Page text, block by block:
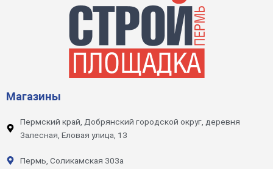
Магазины
Пермский край, Добрянский городской округ, деревня
Залесная, Еловая улица, 13
Пермь, Соликамская 303а